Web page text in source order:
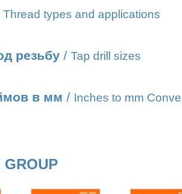
Thread types and applications
резьбу / Tap drill sizes
в мм / Inches to mm
GROUP